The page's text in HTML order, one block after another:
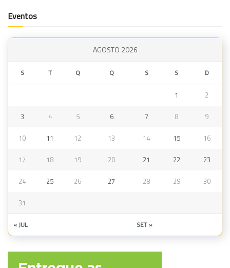
Eventos
AGOSTO 2026
S T Q Q S S D
1 2
3 4 5 6 7 8 9
10 11 12 13 14 15 16
17 18 19 20 21 22 23
24 25 26 27 28 29 30
31
« JUL SET »